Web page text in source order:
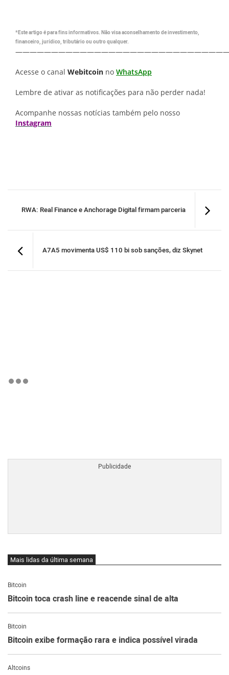
*Este artigo é para fins informativos. Não visa aconselhamento de investimento,
financeiro, jurídico, tributário ou outro qualquer.
Acesse o canal Webitcoin no WhatsApp
Lembre de ativar as notificações para não perder nada!
Acompanhe nossas notícias também pelo nosso
Instagram
RWA: Real Finance e Anchorage Digital firmam parceria
A7A5 movimenta US$ 110 bi sob sanções, diz Skynet
Mais lidas da última semana
Bitcoin
Bitcoin toca crash line e reacende sinal de alta
Bitcoin
Bitcoin exibe formação rara e indica possível virada
Altcoins